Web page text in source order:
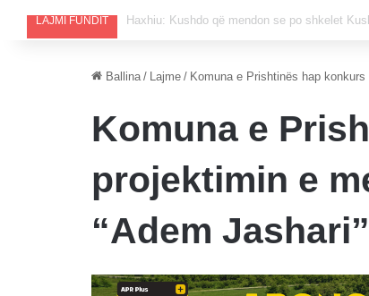
LAJMI FUNDIT Vrasje në tentativë në Istog, i plagosuri në
Ballina / Lajme / Komuna e Prishtinës hap
Komuna e
projektimin e
“Adem Jashari”